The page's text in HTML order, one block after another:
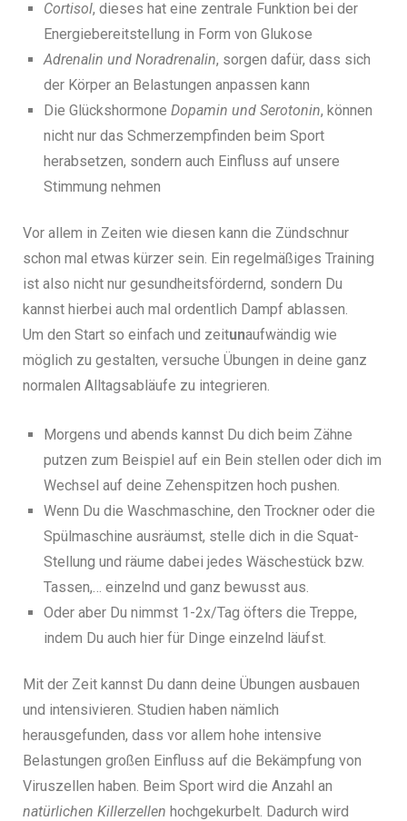
Cortisol, dieses hat eine zentrale Funktion bei der
Energiebereitstellung in Form von Glukose
Adrenalin und Noradrenalin, sorgen dafür, dass sich
der Körper an Belastungen anpassen kann
Die GlückshormoneDopamin und Serotonin, können
nicht nur das Schmerzempfinden beim Sport
herabsetzen, sondern auch Einfluss auf unsere
Stimmung nehmen
Vor allem in Zeiten wie diesen kann die Zündschnur
schon mal etwas kürzer sein. Ein regelmäßiges Training
ist also nicht nur gesundheitsfördernd, sondern Du
kannst hierbei auch mal ordentlich Dampf ablassen.
Um den Start so einfach und zeitunaufwändig wie
möglich zu gestalten, versuche Übungen in deine ganz
normalen Alltagsabläufe zu integrieren.
Morgens und abends kannst Du dich beim Zähne
putzen zum Beispiel auf ein Bein stellen oder dich im
Wechsel auf deine Zehenspitzen hoch pushen.
Wenn Du die Waschmaschine, den Trockner oder die
Spülmaschine ausräumst, stelle dich in die Squat-
Stellung und räume dabei jedes Wäschestück bzw.
Tassen,… einzelnd und ganz bewusst aus.
Oder aber Du nimmst 1-2x/Tag öfters die Treppe,
indem Du auch hier für Dinge einzelnd läufst.
Mit der Zeit kannst Du dann deine Übungen ausbauen
und intensivieren. Studien haben nämlich
herausgefunden, dass vor allem hohe intensive
Belastungen großen Einfluss auf die Bekämpfung von
Viruszellen haben. Beim Sport wird die Anzahl an
natürlichen Killerzellen hochgekurbelt. Dadurch wird